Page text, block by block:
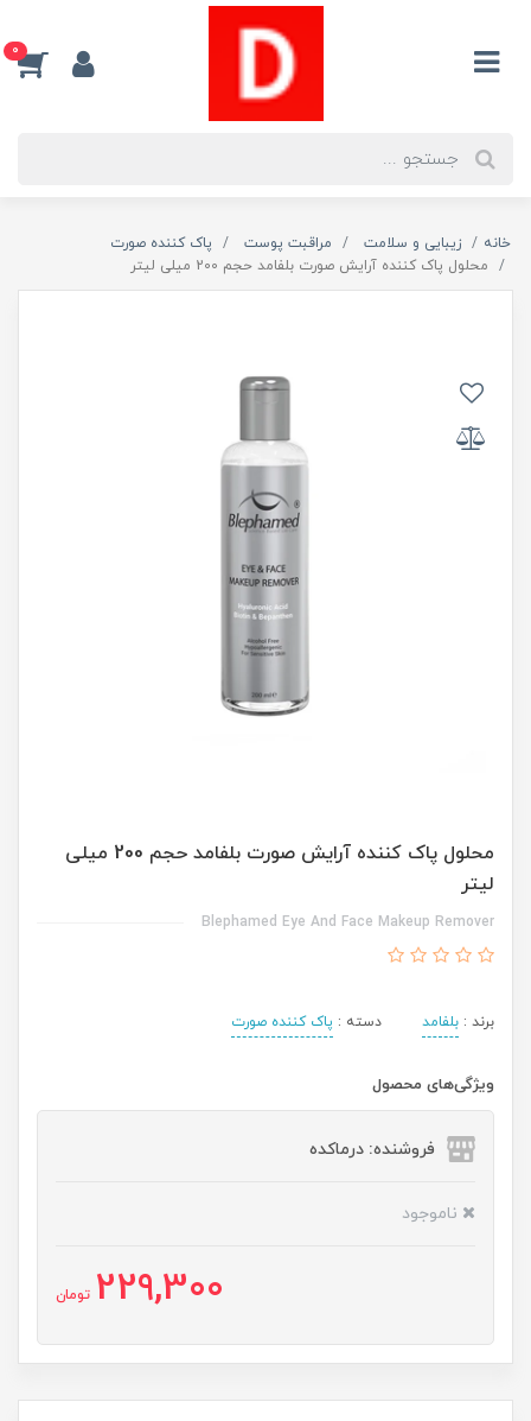
0
خانه زیبایی و سلامت مراقبت پوست
پاک کننده صورت
محلول پاک کننده آرایش صورت بلفامد حجم 200 میلی لیتر
محلول پاک کننده آرایش صورت بلفامد حجم 200 میلی
لیتر
Blephamed Eye And Face Makeup Remover
برند : بلفامد دسته : پاک کننده صورت
ویژگی‌های محصول
فروشنده: درماکده
ناموجود
229,300 تومان